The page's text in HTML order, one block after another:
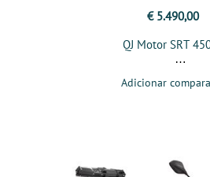
€ 5.490,00
QJ Motor SRT
Adicionar